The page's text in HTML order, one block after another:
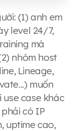
(1) anh em
level 24/7,
mà
nhóm host
Lineage,
muốn
use case khác
phải có IP
uptime cao,